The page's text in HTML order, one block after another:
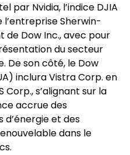
par Nvidia, l’indice DJIA
Sherwin-
Dow Inc., avec pour
du secteur
De son côté, le Dow
inclura Vistra Corp. en
s’alignant sur la
accrue des
et des
dans le